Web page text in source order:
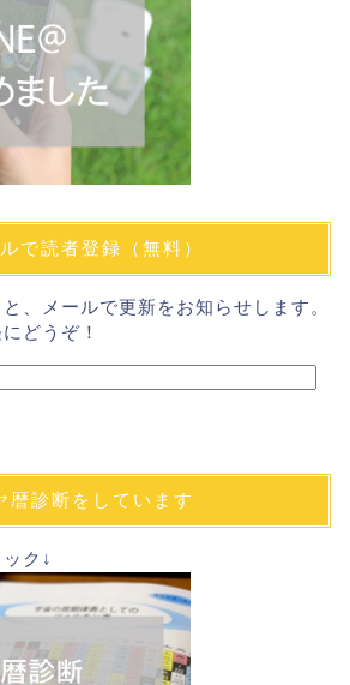
で読者登録（無料）
、メールで更新をお知らせします。
どうぞ！
暦診断をしています
ク↓